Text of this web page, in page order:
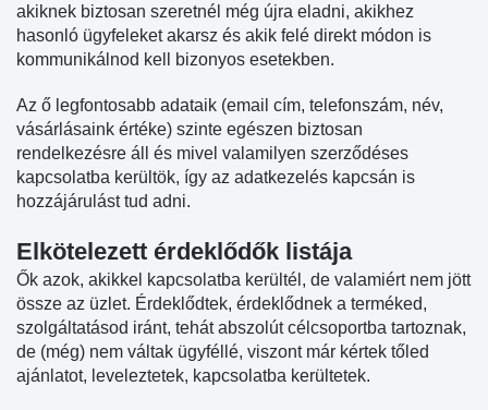
akiknek biztosan szeretnél még újra eladni, akikhez
hasonló ügyfeleket akarsz és akik felé direkt módon is
kommunikálnod kell bizonyos esetekben.
Az ő legfontosabb adataik (email cím, telefonszám, név,
vásárlásaink értéke) szinte egészen biztosan
rendelkezésre áll és mivel valamilyen szerződéses
kapcsolatba kerültök, így az adatkezelés kapcsán is
hozzájárulást tud adni.
Elkötelezett érdeklődők listája
Ők azok, akikkel kapcsolatba kerültél, de valamiért nem jött
össze az üzlet. Érdeklődtek, érdeklődnek a terméked,
szolgáltatásod iránt, tehát abszolút célcsoportba tartoznak,
de (még) nem váltak ügyféllé, viszont már kértek tőled
ajánlatot, leveleztetek, kapcsolatba kerültetek.